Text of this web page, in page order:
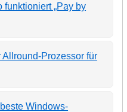
„Pay by
Allround-Prozessor für
Windows-